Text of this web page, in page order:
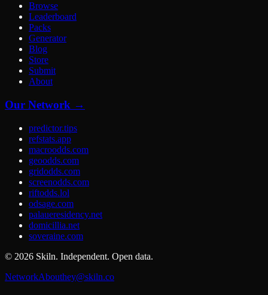
Browse
Leaderboard
Packs
Generator
Blog
Store
Submit
About
Our Network →
predictor.tips
refstats.app
macroodds.com
geoodds.com
gridodds.com
screenodds.com
riftodds.lol
odsage.com
palaueresidency.net
domicillia.net
soveraine.com
© 2026 Skiln. Independent. Open data.
NetworkAbouthey@skiln.co